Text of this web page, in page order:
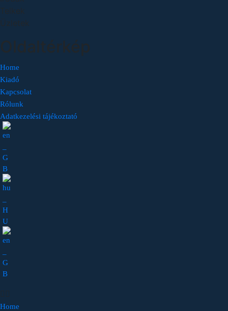
Home
Kiadó
Kapcsolat
Rólunk
Adatkezelési tájékoztató
Home